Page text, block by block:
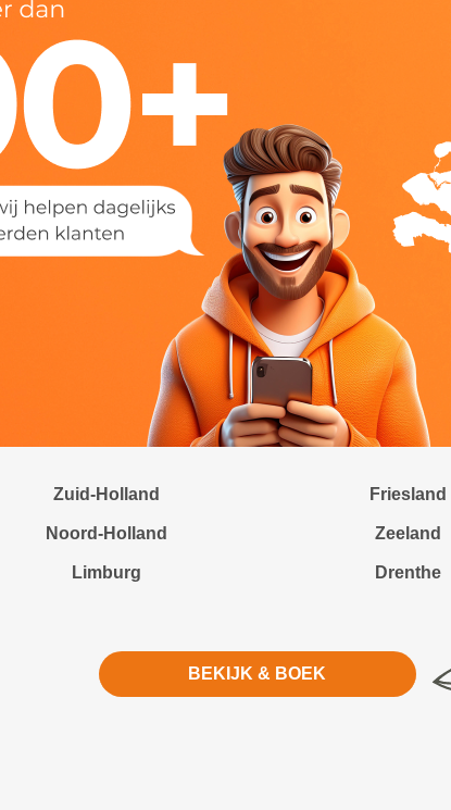
Zuid-Holland Friesland
Noord-Holland Zeeland
Limburg Drenthe
BEKIJK & BOEK